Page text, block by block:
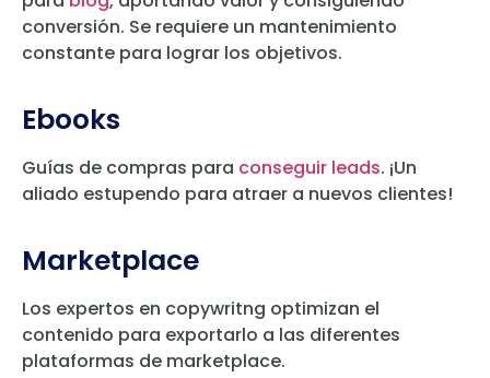
conversión. Se requiere un mantenimiento
constante para lograr los objetivos.
Ebooks
Guías de compras para conseguir leads. ¡Un
aliado estupendo para atraer a nuevos clientes!
Marketplace
Los expertos en copywritng optimizan el
contenido para exportarlo a las diferentes
plataformas de marketplace.